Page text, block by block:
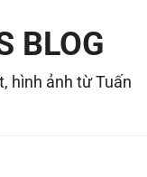
BLOG
hình ảnh từ Tuấn